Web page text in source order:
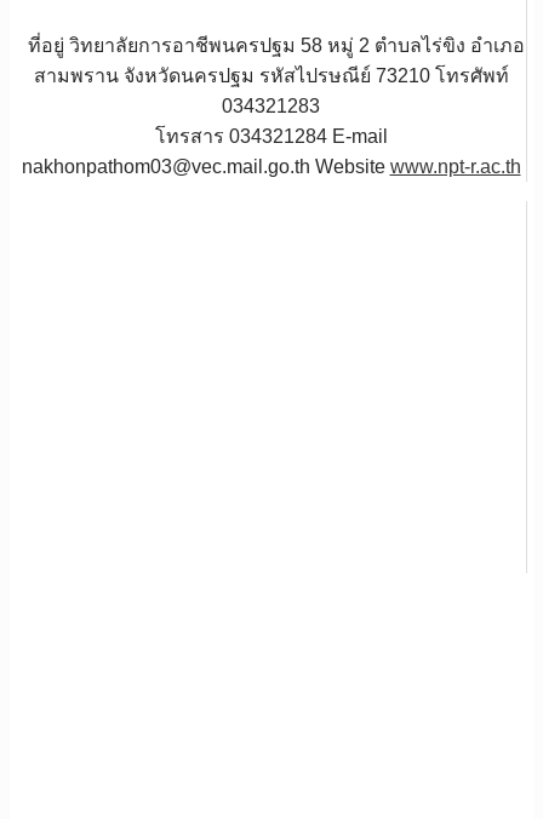
ที่อยู่ วิทยาลัยการอาชีพนครปฐม 58 หมู่ 2 ตำบลไร่ขิง อำเภอ
สามพราน จังหวัดนครปฐม รหัสไปรษณีย์ 73210 โทรศัพท์
034321283
โทรสาร 034321284 E-mail
nakhonpathom03@vec.mail.go.th Website www.npt-r.ac.th